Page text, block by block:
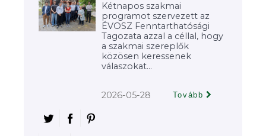
Kétnapos szakmai
programot szervezett az
ÉVOSZ Fenntarthatósági
Tagozata azzal a céllal, hogy
a szakmai szereplők
közösen keressenek
válaszokat...
2026-05-28 Tovább